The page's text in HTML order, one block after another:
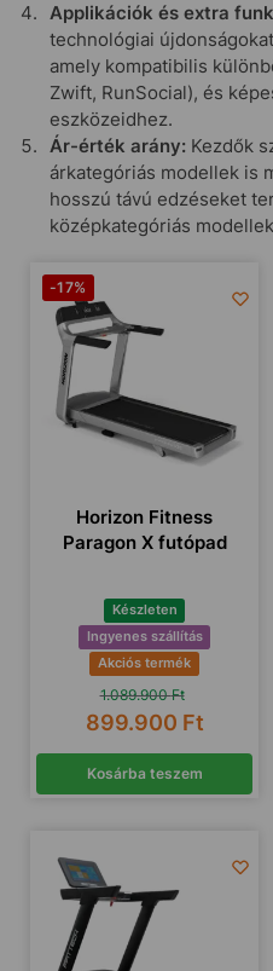
Applikációk és extra
technológiai
amely kompatibilis
Zwift, RunSocial), és
eszközeidhez.
Ár-érték arány: Kezdők
árkategóriás modellek is
hosszú távú edzéseket
középkategóriás
-17%
Horizon Fitness
Paragon X futópad
Készleten
Ingyenes szállítás
Akciós termék
1.089.900Ft
899.900 Ft
Kosárba teszem